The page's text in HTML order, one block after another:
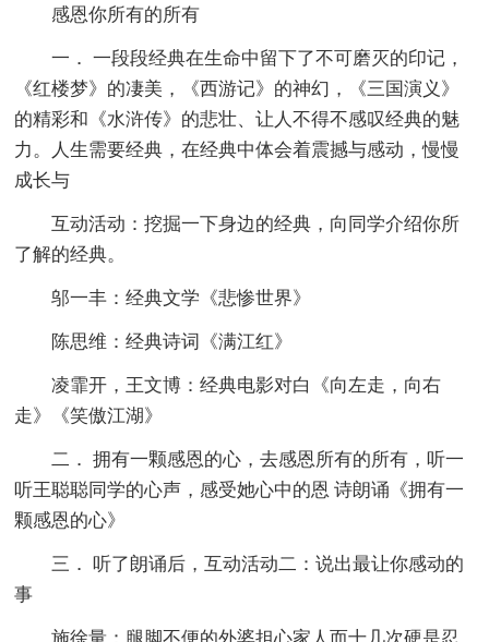
感恩你所有的所有
一． 一段段经典在生命中留下了不可磨灭的印记，
《红楼梦》的凄美，《西游记》的神幻，《三国演义》
的精彩和《水浒传》的悲壮、让人不得不感叹经典的魅
力。人生需要经典，在经典中体会着震撼与感动，慢慢
成长与
互动活动：挖掘一下身边的经典，向同学介绍你所
了解的经典。
邬一丰：经典文学《悲惨世界》
陈思维：经典诗词《满江红》
凌霏开，王文博：经典电影对白《向左走，向右
走》《笑傲江湖》
二． 拥有一颗感恩的心，去感恩所有的所有，听一
听王聪聪同学的心声，感受她心中的恩 诗朗诵《拥有一
颗感恩的心》
三． 听了朗诵后，互动活动二：说出最让你感动的
事
施徐量：腿脚不便的外婆担心家人而十几次硬是忍